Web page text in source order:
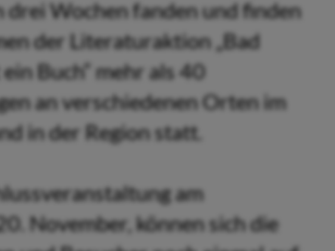
drei Wochen fanden und finden
der Literaturaktion „Bad
Buch“ mehr als 40
an verschiedenen Orten im
in der Region statt.
am
November, können sich die